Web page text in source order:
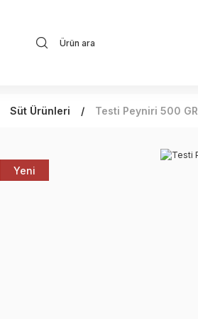
Süt Ürünleri Testi Peyniri 500 GR
Yeni